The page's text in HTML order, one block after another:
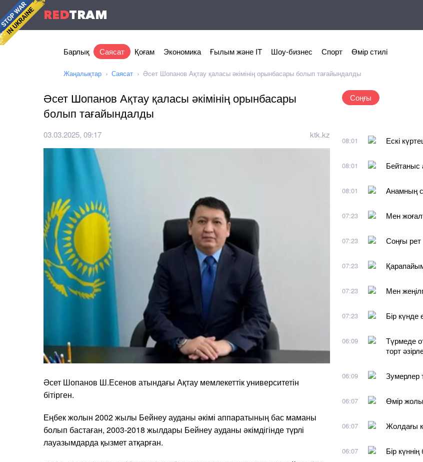
REDTRAM
Барлық Саясат Қоғам Экономика Ғылым және IT Шоу-бизнес Спорт Өмір стилі
Жаңалықтар Саясат Әсет Шопанов Ақтау қаласы әкімінің орынбасары болып тағайындалды
Әсет Шопанов Ақтау қаласы әкімінің орынбасары
болып тағайындалды
03.03.2025, 09:17 ktk.kz
Әсет Шопанов Ш.Есенов атындағы Ақтау мемлекеттік университетін
бітірген.
Еңбек жолын 2002 жылы Бейнеу ауданы әкімі аппаратының бас маманы
болып бастаған, 2003-2018 жылдары Бейнеу ауданы әкімдігінде түрлі
лауазымдарда қызмет атқарған.
Соңғы
08:01 Ескі
08:01 Бейтаныс
08:01 Анамның
07:23 Мен
07:23 Соңғы рет
07:23
07:23 Мен
07:23 Бір күнде
06:09
Түрмеде
торт
06:09 Зумерлер
06:07 Өмір
06:07 Жолдағы
06:07 Бір